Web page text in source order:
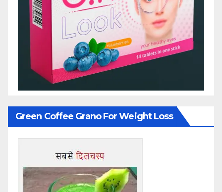
Green Coffee Grano For Weight Loss